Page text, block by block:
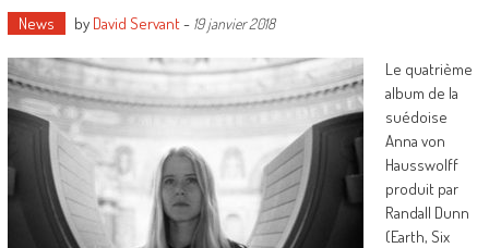
News by David Servant- 19 janvier 2018
Le quatrième
album de la
suédoise
Anna von
Hausswolff
produit par
Randall Dunn
(Earth, Six